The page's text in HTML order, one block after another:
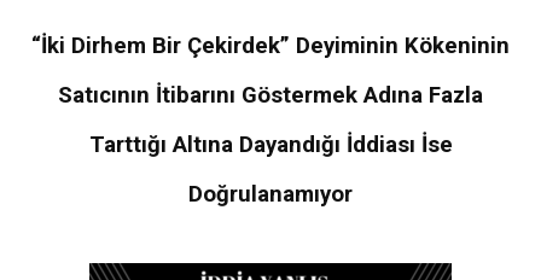
“İki Dirhem Bir Çekirdek” Deyiminin Kökeninin
Satıcının İtibarını Göstermek Adına Fazla
Tarttığı Altına Dayandığı İddiası İse
Doğrulanamıyor